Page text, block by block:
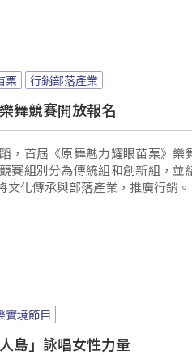
栗 行銷部落產業
舞競賽開放報名
，首屆《原舞魅力耀眼苗栗》樂
賽組別分為傳統組和創新組，並
化傳承與部落產業，推廣行銷。
實境節目
島」詠唱女性力量